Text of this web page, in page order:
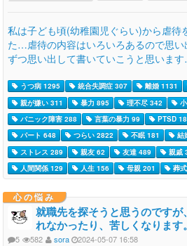
私は子ども頃(幼稚園児ぐらい)から虐待
た…虐待の内容はいろいろあるので思い
ずつ思い出して書いていこうと思いま
うつ病 1295 統合失調症 307 離婚 1131
親が嫌い 311
暴力 895 理不尽 342 小
パニック障害 288
言葉の暴力 99 PTSD
パート 648
つらい 2822 不眠 181 結
ストレス 289
親友 62 友達 489 親戚
人間関係 129
人生 156 母親 201 葬
心の悩み
就職先を探そうと思うのです
れなかったり、苦しくなります。
5 582 sora 2024-05-07 16:58